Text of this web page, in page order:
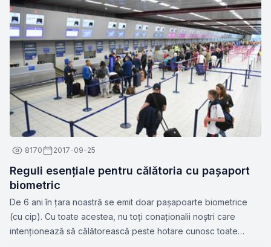
8170 2017-09-25
Reguli esențiale pentru călătoria cu pașaport
biometric
De 6 ani în țara noastră se emit doar pașapoarte biometrice
(cu cip). Cu toate acestea, nu toți conaționalii noștri care
intenționează să călătorească peste hotare cunosc toate